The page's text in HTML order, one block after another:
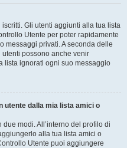
Gli utenti aggiunti alla tua lista
Utente per poter rapidamente
messaggi privati. A seconda delle
possono anche venir
lista ignorati ogni suo messaggio
utente dalla mia lista amici o
modi. All’interno del profilo di
alla tua lista amici o
Utente puoi aggiungere